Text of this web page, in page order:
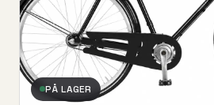
PÅ LAGER